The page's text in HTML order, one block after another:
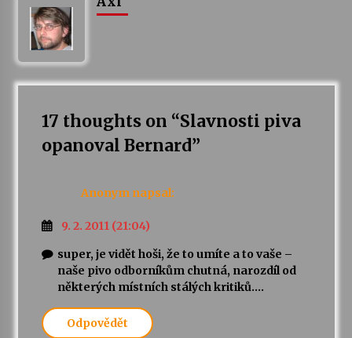
17 thoughts on “Slavnosti piva
opanoval Bernard”
Anonym napsal:
9. 2. 2011 (21:04)
super, je vidět hoši, že to umíte a to vaše –
naše pivo odborníkům chutná, narozdíl od
některých místních stálých kritiků….
Odpovědět